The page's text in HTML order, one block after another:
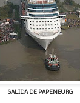
SALIDA DE PAPENBURG